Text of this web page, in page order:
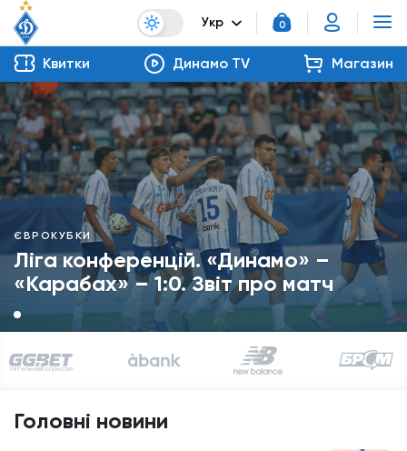
Укр 0
Квитки Динамо TV Магазин
ЄВРОКУБКИ
Ліга конференцій. «Динамо» –
«Карабах» – 1:0. Звіт про матч
Головні новини